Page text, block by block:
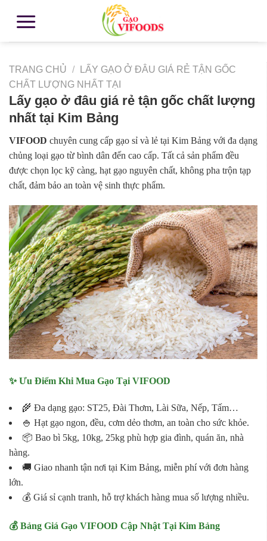
TRANG CHỦ /
LẤY GẠO Ở ĐÂU GIÁ RẺ TẬN GỐC
CHẤT LƯỢNG NHẤT TẠI
Lấy gạo ở đâu giá rẻ tận gốc chất lượng
nhất tại Kim Bảng
VIFOOD chuyên cung cấp gạo sỉ và lẻ tại Kim Bảng với đa dạng
chủng loại gạo từ bình dân đến cao cấp. Tất cả sản phẩm đều
được chọn lọc kỹ càng, hạt gạo nguyên chất, không pha trộn tạp
chất, đảm bảo an toàn vệ sinh thực phẩm.
✨ Ưu Điểm Khi Mua Gạo Tại VIFOOD
🌾 Đa dạng gạo: ST25, Đài Thơm, Lài Sữa, Nếp, Tấm…
🍚 Hạt gạo ngon, đều, cơm dẻo thơm, an toàn cho sức khỏe.
📦 Bao bì 5kg, 10kg, 25kg phù hợp gia đình, quán ăn, nhà
hàng.
🚚 Giao nhanh tận nơi tại Kim Bảng, miễn phí với đơn hàng
lớn.
💰 Giá sỉ cạnh tranh, hỗ trợ khách hàng mua số lượng nhiều.
💰 Bảng Giá Gạo VIFOOD Cập Nhật Tại Kim Bảng